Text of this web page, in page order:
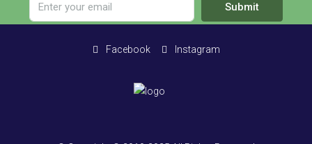
Submit
Facebook Instagram